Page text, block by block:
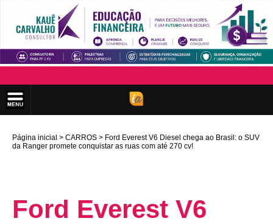
Página inicial CARROS
Ford Everest V6 Diesel chega ao Brasil: o SUV
da Ranger promete conquistar as ruas com até 270 cv!
Ford Everest V6